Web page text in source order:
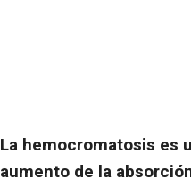
La hemocromatosis es
aumento de la